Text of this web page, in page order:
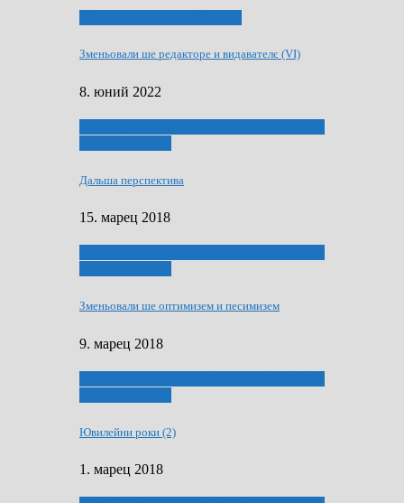
Зменьовали ше редакторе и видавателє (VI)
8. юний 2022
Дальша перспектива
15. марец 2018
Зменьовали ше оптимизем и песимизем
9. марец 2018
Ювилейни роки (2)
1. марец 2018